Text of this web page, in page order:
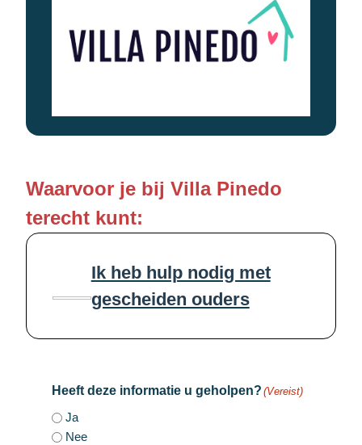
Waarvoor je bij Villa Pinedo
terecht kunt:
Ik heb hulp nodig met
gescheiden ouders
Heeft deze informatie u geholpen? (Vereist)
Ja
Nee